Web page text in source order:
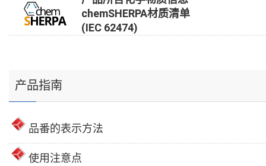
chemSHERPA材质清单
(IEC 62474)
产品指南
品番的表示方法
使用注意点